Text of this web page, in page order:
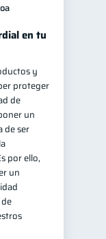
en tu
y
proteger
de
un
de ser
por ello,
un